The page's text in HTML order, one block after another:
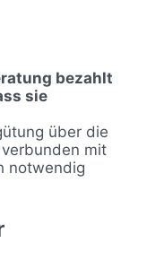
bezahlt
sie
über die
mit
notwendig